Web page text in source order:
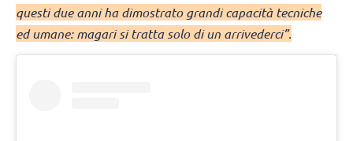
questi due anni ha dimostrato grandi capacità tecniche
ed umane: magari si tratta solo di un arrivederci”.